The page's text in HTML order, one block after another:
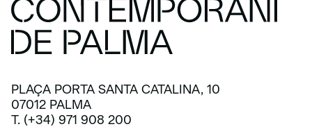
PLAÇA PORTA SANTA CATALINA, 10
07012 PALMA
T. (+34) 971 908 200